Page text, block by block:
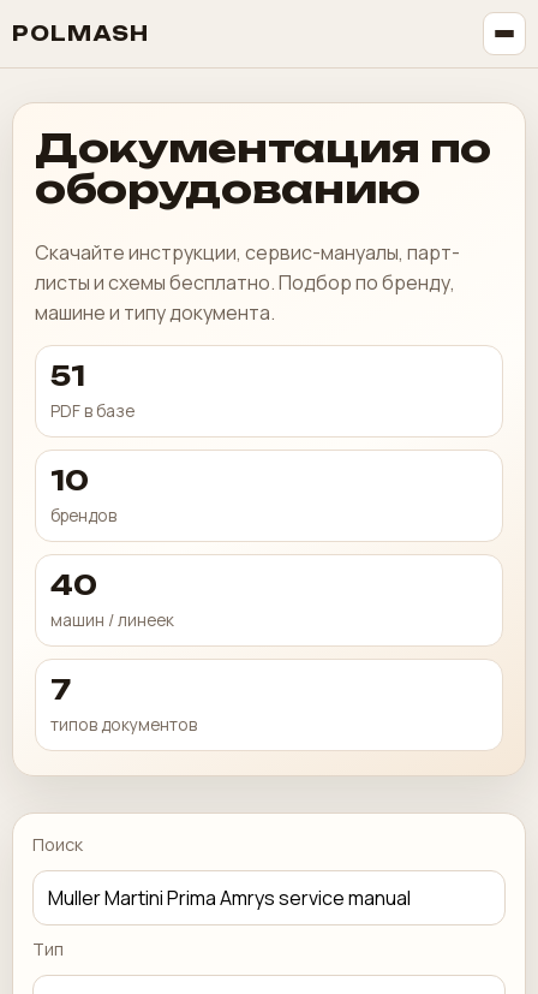
POLMASH
Документация по
оборудованию
Скачайте инструкции, сервис-мануалы, парт-
листы и схемы бесплатно. Подбор по бренду,
машине и типу документа.
51
PDF в базе
10
брендов
40
машин / линеек
7
типов документов
Поиск
Тип